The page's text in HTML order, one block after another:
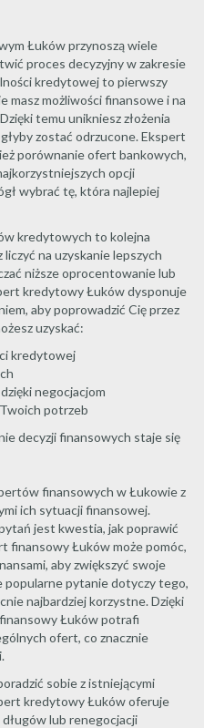
Łuków przynoszą wiele
proces decyzyjny w zakresie
kredytowej to pierwszy
masz możliwości finansowe i na
temu unikniesz złożenia
zostać odrzucone. Ekspert
porównanie ofert bankowych,
opcji
wybrać tę, która najlepiej
kredytowych to kolejna
na uzyskanie lepszych
niższe oprocentowanie lub
kredytowy Łuków dysponuje
aby poprowadzić Cię przez
uzyskać:
kredytowej
negocjacjom
potrzeb
decyzji finansowych staje się
finansowych w Łukowie z
ich sytuacji finansowej.
jest kwestia, jak poprawić
finansowy Łuków może pomóc,
aby zwiększyć swoje
popularne pytanie dotyczy tego,
najbardziej korzystne. Dzięki
Łuków potrafi
ofert, co znacznie
sobie z istniejącymi
kredytowy Łuków oferuje
lub renegocjacji